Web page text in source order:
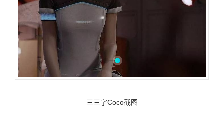
三三字Coco截图